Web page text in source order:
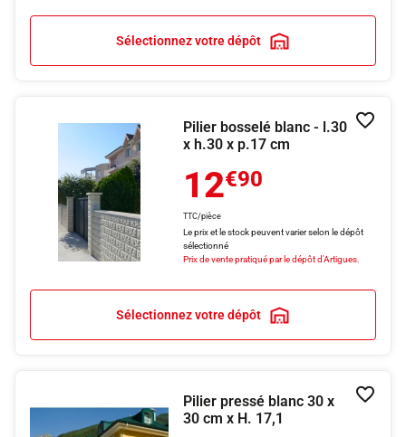
Sélectionnez votre dépôt
Pilier bosselé blanc - l.30
x h.30 x p.17 cm
12€90
TTC/pièce
Le prix et le stock peuvent varier selon le dépôt
sélectionné
Prix de vente pratiqué par le dépôt d'Artigues.
Sélectionnez votre dépôt
Pilier pressé blanc 30 x
30 cm x H. 17,1